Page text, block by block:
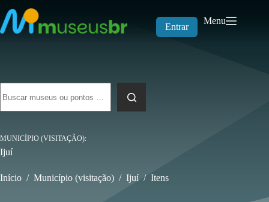
para
o
conteúdo
Entrar
Menu
resultados
MUNICÍPIO (VISITAÇÃO)
Ijuí
Início / Município (visitação) / Ijuí / Itens